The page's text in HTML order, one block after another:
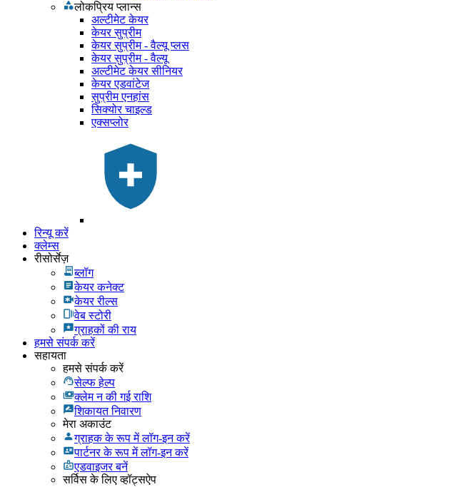
लोकप्रिय प्लान्स
अल्टीमेट केयर
केयर सुप्रीम
केयर सुप्रीम - वैल्यू प्लस
केयर सुप्रीम - वैल्यू
अल्टीमेट केयर सीनियर
केयर एडवांटेज
सुप्रीम एनहांस
सिक्योर चाइल्ड
एक्सप्लोर
रिन्यू करें
क्लेम्स
रीसोर्सेज़
ब्लॉग
केयर कनेक्ट
केयर रील्स
वेब स्टोरी
ग्राहकों की राय
हमसे संपर्क करें
सहायता
हमसे संपर्क करें
सेल्फ हेल्प
क्लेम न की गई राशि
शिकायत निवारण
मेरा अकाउंट
ग्राहक के रूप में लॉग-इन करें
पार्टनर के रूप में लॉग-इन करें
एडवाइजर बनें
सर्विस के लिए व्हॉट्सऐप